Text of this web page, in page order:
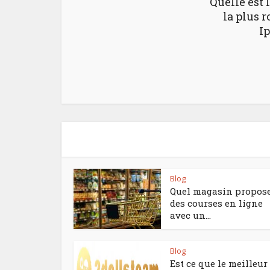
la plus
Blog
Quel magasin
des courses en ligne
avec un...
Blog
Est ce que le meilleur